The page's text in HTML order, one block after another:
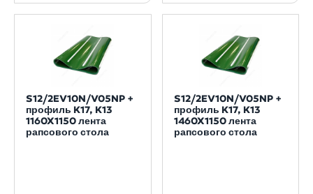
S12/2EV10N/V05NP +
профиль K17, K13
1160X1150 лента
рапсового стола
S12/2EV10N/V05NP +
профиль K17, K13
1460X1150 лента
рапсового стола